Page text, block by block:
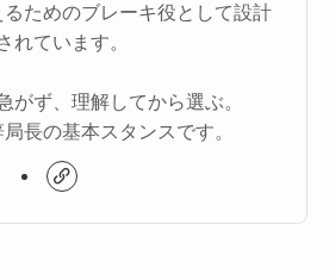
ためのブレーキ役として設計
れています。
がず、理解してから選ぶ。
長の基本スタンスです。